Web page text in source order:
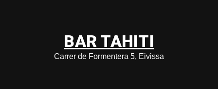
BAR TAHITI
Carrer de Formentera 5, Eivissa